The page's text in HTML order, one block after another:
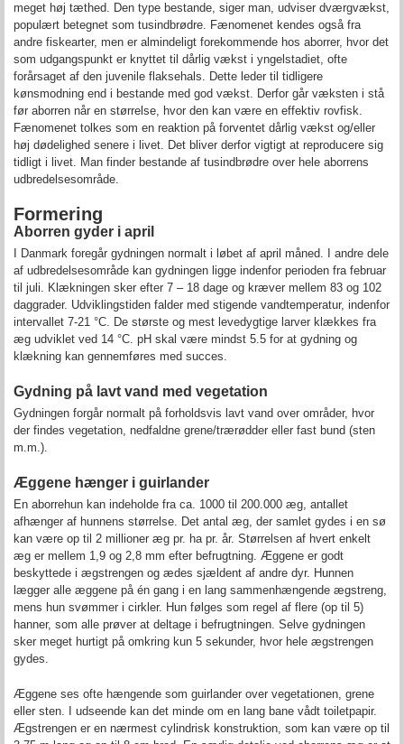
meget høj tæthed. Den type bestande, siger man, udviser dværgvækst,
populært betegnet som tusindbrødre. Fænomenet kendes også fra
andre fiskearter, men er almindeligt forekommende hos aborrer, hvor det
som udgangspunkt er knyttet til dårlig vækst i yngelstadiet, ofte
forårsaget af den juvenile flaksehals. Dette leder til tidligere
kønsmodning end i bestande med god vækst. Derfor går væksten i stå
før aborren når en størrelse, hvor den kan være en effektiv rovfisk.
Fænomenet tolkes som en reaktion på forventet dårlig vækst og/eller
høj dødelighed senere i livet. Det bliver derfor vigtigt at reproducere sig
tidligt i livet. Man finder bestande af tusindbrødre over hele aborrens
udbredelsesområde.
Formering
Aborren gyder i april
I Danmark foregår gydningen normalt i løbet af april måned. I andre dele
af udbredelsesområde kan gydningen ligge indenfor perioden fra februar
til juli. Klækningen sker efter 7 – 18 dage og kræver mellem 83 og 102
daggrader. Udviklingstiden falder med stigende vandtemperatur, indenfor
intervallet 7-21 °C. De største og mest levedygtige larver klækkes fra
æg udviklet ved 14 °C. pH skal være mindst 5.5 for at gydning og
klækning kan gennemføres med succes.
Gydning på lavt vand med vegetation
Gydningen forgår normalt på forholdsvis lavt vand over områder, hvor
der findes vegetation, nedfaldne grene/trærødder eller fast bund (sten
m.m.).
Æggene hænger i guirlander
En aborrehun kan indeholde fra ca. 1000 til 200.000 æg, antallet
afhænger af hunnens størrelse. Det antal æg, der samlet gydes i en sø
kan være op til 2 millioner æg pr. ha pr. år. Størrelsen af hvert enkelt
æg er mellem 1,9 og 2,8 mm efter befrugtning. Æggene er godt
beskyttede i ægstrengen og ædes sjældent af andre dyr. Hunnen
lægger alle æggene på én gang i en lang sammenhængende ægstreng,
mens hun svømmer i cirkler. Hun følges som regel af flere (op til 5)
hanner, som alle prøver at deltage i befrugtningen. Selve gydningen
sker meget hurtigt på omkring kun 5 sekunder, hvor hele ægstrengen
gydes.
Æggene ses ofte hængende som guirlander over vegetationen, grene
eller sten. I udseende kan det minde om en lang bane vådt toiletpapir.
Ægstrengen er en nærmest cylindrisk konstruktion, som kan være op til